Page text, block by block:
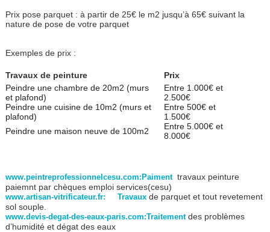
Prix pose parquet : à partir de 25€ le m2 jusqu’à 65€ suivant la
nature de pose de votre parquet
Exemples de prix :
Travaux de peinture
Prix
Peindre une chambre de 20m2 (murs
et plafond)
Entre 1.000€ et
2.500€
Peindre une cuisine de 10m2 (murs et
plafond)
Entre 500€ et
1.500€
Peindre une maison neuve de 100m2
Entre 5.000€ et
8.000€
www.peintreprofessionnelcesu.com:Paimenttravaux peinture
paiemnt par chèques emploi services(cesu)
www.artisan-vitrificateur.fr: Travauxde parquet et tout revetement
sol souple.
www.devis-degat-des-eaux-paris.com:Traitementdes problèmes
d’humidité et dégat des eaux